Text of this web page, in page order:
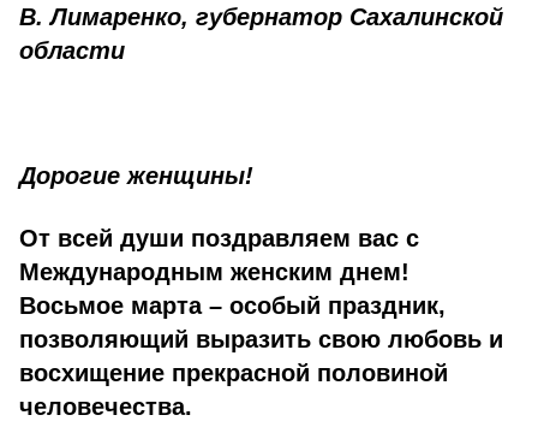
В. Лимаренко, губернатор Сахалинской
области
Дорогие женщины!
От всей души поздравляем вас с
Международным женским днем!
Восьмое марта – особый праздник,
позволяющий выразить свою любовь и
восхищение прекрасной половиной
человечества.